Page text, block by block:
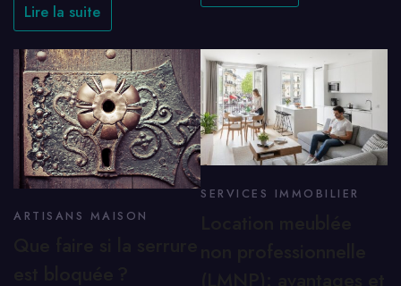
Lire la suite
ARTISANS MAISON
SERVICES IMMOBILIER